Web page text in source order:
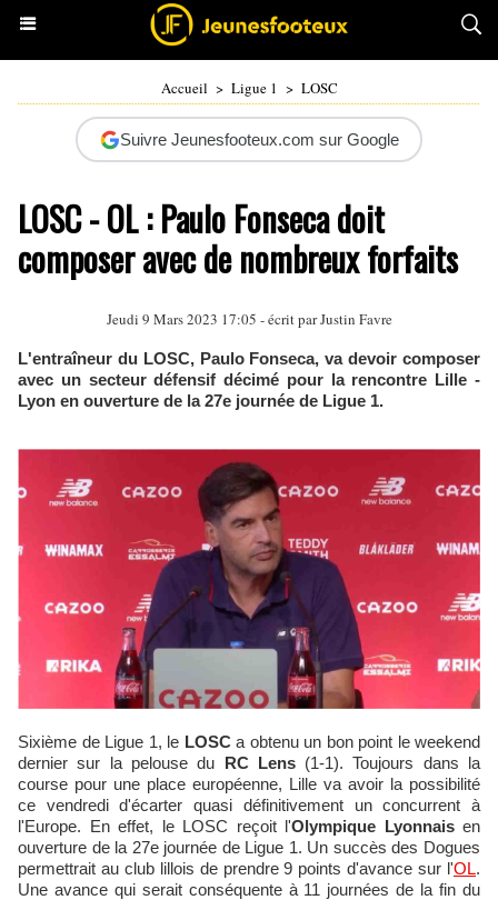
Accueil > Ligue 1 > LOSC
Suivre Jeunesfooteux.com sur Google
LOSC - OL : Paulo Fonseca doit
composer avec de nombreux forfaits
Jeudi 9 Mars 2023 17:05 - écrit parJustin Favre
L'entraîneur du LOSC, Paulo Fonseca, va devoir composer
avec un secteur défensif décimé pour la rencontre Lille -
Lyon en ouverture de la 27e journée de Ligue 1.
Sixième de Ligue 1, le LOSC a obtenu un bon point le weekend
dernier sur la pelouse du RC Lens(1-1). Toujours dans la
course pour une place européenne, Lille va avoir la possibilité
ce vendredi d'écarter quasi définitivement un concurrent à
l'Europe. En effet, le LOSC reçoit l'Olympique Lyonnaisen
ouverture de la 27e journée de Ligue 1. Un succès des Dogues
permettrait au club lillois de prendre 9 points d'avance sur l'OL.
Une avance qui serait conséquente à 11 journées de la fin du